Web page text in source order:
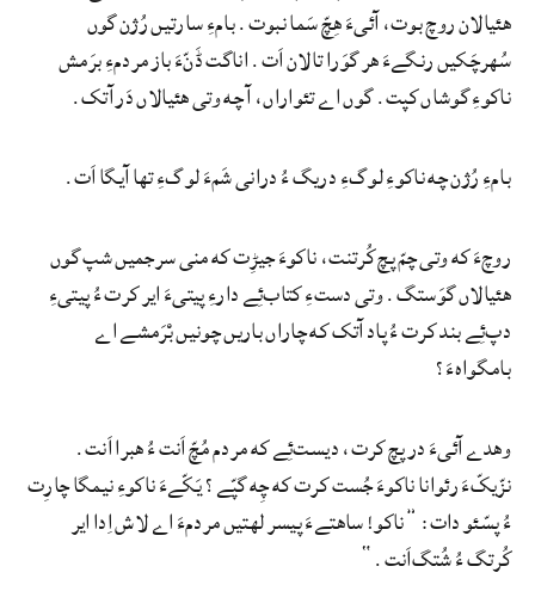
هئیالان روچ بوت، آئیءَ هِچّ سَما نبوت. بامءِ سارتیں رُژن گوں
سُهرچَکیں رنگےءَ هر گوَرا تالان اَت. اناگت ڈَنّءَ باز مردمءِ برَمش
ناکوءِ گوشاں کپت. گوں اے تئواراں، آ چه وتی هئیالاں دَر آتک.
بامءِ رُژن چه ناکوءِ لوگءِ دریگ ءُ درانی شَمءَ لوگءِ تها آیگا اَت.
روچءَ که وتی چمّ پچ کُرتنت، ناکوءَ جیڑِت که منی سرجمیں شپ گوں
هئیالاں گوَستگ. وتی دستءِ کتاب‌ئِے دارءِ پیتیءَ ایر کرت ءُ پیتیءِ
دپ‌ئِے بند کرت ءُ پاد آتک که چاراں باریں چونیں بْرَمشے اے
بامگواهءَ؟
وهدے آئیءَ در پچ کرت، دیست‌ئِے که مردم مُچّ اَنت ءُ هبرا اَنت.
نزّیکّءَ رئوانا ناکوءَ جُست کرت که چِه گپّے؟ یَکّےءَ ناکوءِ نیمگا چارِت
ءُ پسّئو دات: ”ناکو! ساهتےءَ پیسر لهتیں مردمءَ اے لاش اِدا ایر
کُرتگ ءُ شُتگ‌اَنت.“